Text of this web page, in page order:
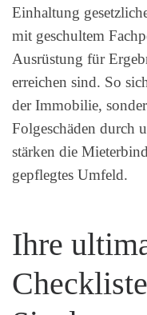
Einhaltung
mit geschultem
Ausrüstung für
erreichen sind. So
der Immobilie,
Folgeschäden durch
stärken die
gepflegtes Umfeld.
Ihre